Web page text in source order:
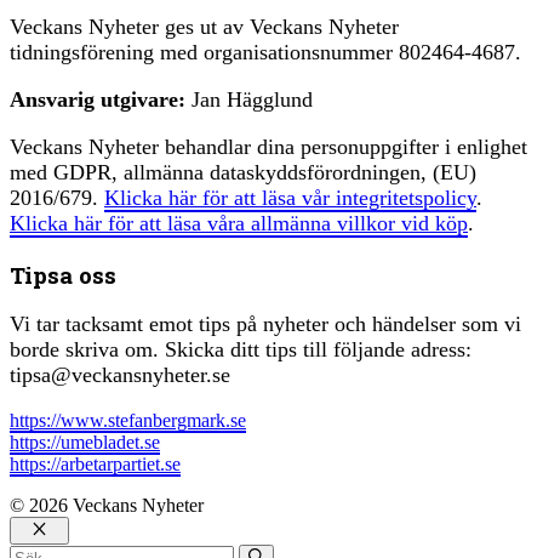
Veckans Nyheter ges ut av Veckans Nyheter
tidningsförening med organisationsnummer 802464-4687.
Ansvarig utgivare: Jan Hägglund
Veckans Nyheter behandlar dina personuppgifter i enlighet
med GDPR, allmänna dataskyddsförordningen, (EU)
2016/679. Klicka här för att läsa vår integritetspolicy.
Klicka här för att läsa våra allmänna villkor vid köp.
Tipsa oss
Vi tar tacksamt emot tips på nyheter och händelser som vi
borde skriva om. Skicka ditt tips till följande adress:
tipsa@veckansnyheter.se
https://www.stefanbergmark.se
https://umebladet.se
https://arbetarpartiet.se
© 2026 Veckans Nyheter
Stäng
Sök